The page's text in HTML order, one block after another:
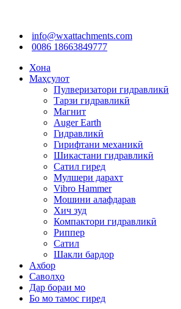
info@wxattachments.com
0086 18663849777
Хона
Маҳсулот
Пулверизатори гидравликӣ
Тарзи гидравликӣ
Магнит
Auger Earth
Гидравликӣ
Гирифтани механикӣ
Шикастани гидравликӣ
Сатил гиред
Мулшери дарахт
Vibro Hammer
Мошини алафдарав
Хич зуд
Компактори гидравликӣ
Риппер
Сатил
Шакли бардор
Ахбор
Саволҳо
Дар бораи мо
Бо мо тамос гиред